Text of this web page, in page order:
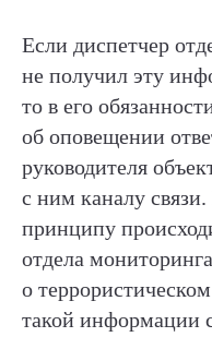
Если диспетчер
не получил эту
то в его
об оповещении
руководителя
с ним каналу
принципу
отдела
о
такой информации